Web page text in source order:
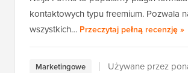
kontaktowych typu freemium. Pozwala
wszystkich… Przeczytaj pełną recenzję»
Marketingowe